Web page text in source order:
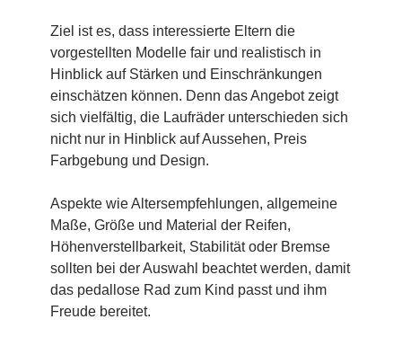
Ziel ist es, dass interessierte Eltern die
vorgestellten Modelle fair und realistisch in
Hinblick auf Stärken und Einschränkungen
einschätzen können. Denn das Angebot zeigt
sich vielfältig, die Laufräder unterschieden sich
nicht nur in Hinblick auf Aussehen, Preis
Farbgebung und Design.
Aspekte wie Altersempfehlungen, allgemeine
Maße, Größe und Material der Reifen,
Höhenverstellbarkeit, Stabilität oder Bremse
sollten bei der Auswahl beachtet werden, damit
das pedallose Rad zum Kind passt und ihm
Freude bereitet.